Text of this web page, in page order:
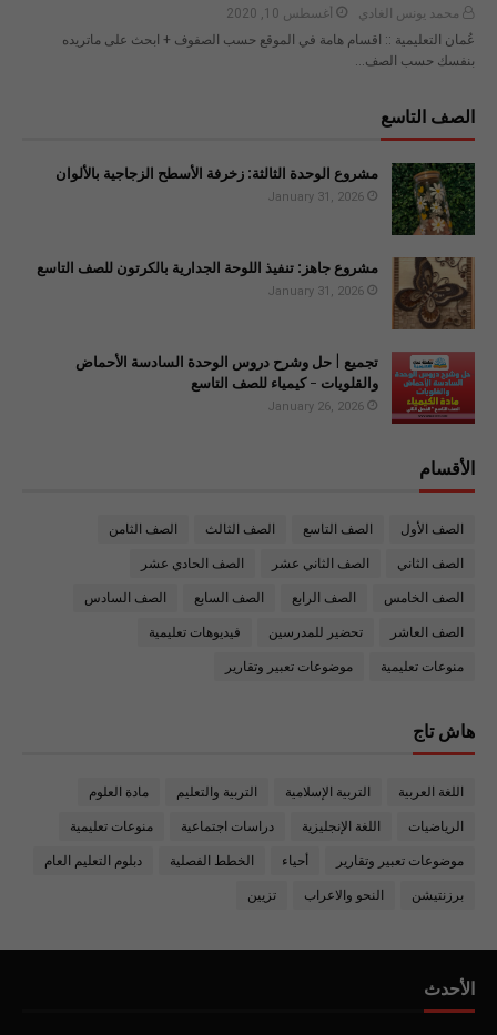
محمد يونس الغادي
أغسطس 10, 2020
عُمان التعليمية :: اقسام هامة في الموقع حسب الصفوف + ابحث على ماتريده
بنفسك حسب الصف…
الصف التاسع
مشروع الوحدة الثالثة: زخرفة الأسطح الزجاجية بالألوان
January 31, 2026
مشروع جاهز: تنفيذ اللوحة الجدارية بالكرتون للصف التاسع
January 31, 2026
تجميع | حل وشرح دروس الوحدة السادسة الأحماض
والقلويات - كيمياء للصف التاسع
January 26, 2026
الأقسام
الصف الأول الصف التاسع الصف الثالث الصف الثامن
الصف الثاني الصف الثاني عشر الصف الحادي عشر
الصف الخامس الصف الرابع الصف السابع الصف السادس
الصف العاشر تحضير للمدرسين فيديوهات تعليمية
منوعات تعليمية موضوعات تعبير وتقارير
هاش تاج
اللغة العربية التربية الإسلامية التربية والتعليم مادة العلوم
الرياضيات اللغة الإنجليزية دراسات اجتماعية منوعات تعليمية
موضوعات تعبير وتقارير أحياء الخطط الفصلية دبلوم التعليم العام
برزنتيشن النحو والاعراب تزيين
الأحدث